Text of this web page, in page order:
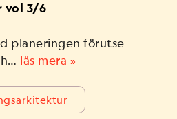
vol 3/6
planeringen förutse
läs mera »